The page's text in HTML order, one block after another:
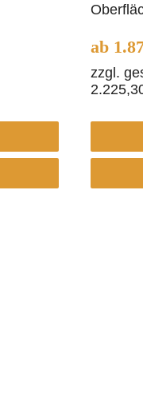
ab
zzgl.